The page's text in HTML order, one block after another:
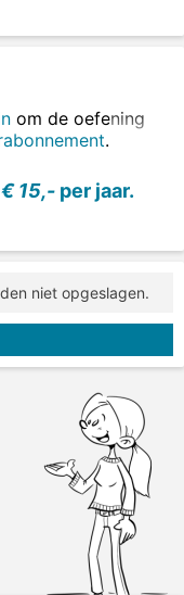
s
om de oefening
.
€ 15,- per jaar.
niet opgeslagen.